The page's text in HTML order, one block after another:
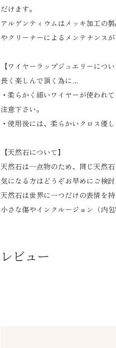
だけます。
アルゲンティウムはメッキ加工の
やクリーナーによるメンテナンスが
【ワイヤーラップジュエリーについ
長く楽しんで頂く為に…
・柔らかく細いワイヤーが使われ
注意下さい。
・使用後には、柔らかいクロス優し
【天然石について】
天然石は一点物のため、同じ天然石
気になる方はどうぞお早めにご検討
天然石は世界に一つだけの表情を持
小さな傷やインクルージョン（内
レビュー